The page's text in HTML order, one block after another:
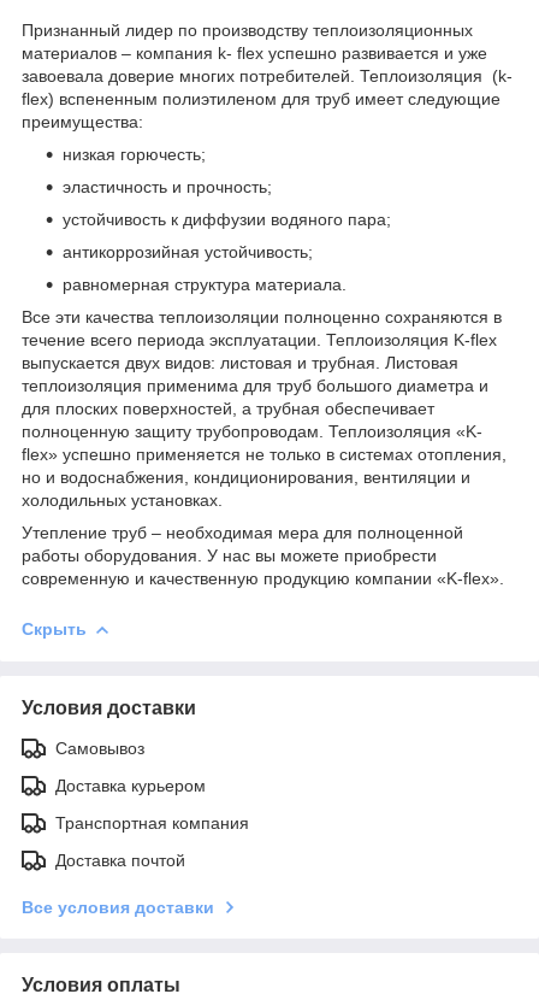
Признанный лидер по производству теплоизоляционных
материалов – компания k- flex успешно развивается и уже
завоевала доверие многих потребителей. Теплоизоляция (k-
flex) вспененным полиэтиленом для труб имеет следующие
преимущества:
низкая горючесть;
эластичность и прочность;
устойчивость к диффузии водяного пара;
антикоррозийная устойчивость;
равномерная структура материала.
Все эти качества теплоизоляции полноценно сохраняются в
течение всего периода эксплуатации. Теплоизоляция K-flex
выпускается двух видов: листовая и трубная. Листовая
теплоизоляция применима для труб большого диаметра и
для плоских поверхностей, а трубная обеспечивает
полноценную защиту трубопроводам. Теплоизоляция «K-
flex» успешно применяется не только в системах отопления,
но и водоснабжения, кондиционирования, вентиляции и
холодильных установках.
Утепление труб – необходимая мера для полноценной
работы оборудования. У нас вы можете приобрести
современную и качественную продукцию компании «K-flex».
Скрыть
Условия доставки
Самовывоз
Доставка курьером
Транспортная компания
Доставка почтой
Все условия доставки
Условия оплаты